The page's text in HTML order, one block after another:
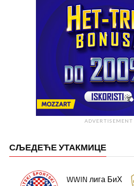
ADVERTISEMENT
СЉЕДЕЋЕ УТАКМИЦЕ
WWIN лига БиХ